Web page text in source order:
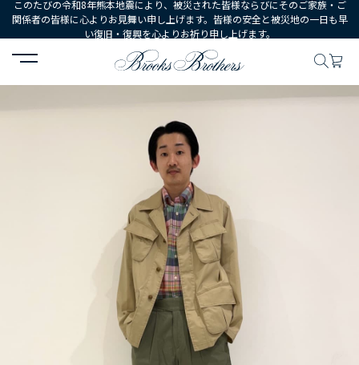
このたびの令和8年熊本地震により、被災された皆様ならびにそのご家族・ご
関係者の皆様に心よりお見舞い申し上げます。皆様の安全と被災地の一日も早
い復旧・復興を心よりお祈り申し上げます。
HOME コーディネート コーディネート詳細